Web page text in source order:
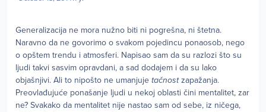
Generalizacija ne mora nužno biti ni pogrešna, ni štetna.
Naravno da ne govorimo o svakom pojedincu ponaosob, nego
o opštem trendu i atmosferi. Napisao sam da su razlozi što su
ljudi takvi sasvim opravdani, a sad dodajem i da su lako
objašnjivi. Ali to nipošto ne umanjuje tačnostzapažanja.
Preovlađujuće ponašanje ljudi u nekoj oblasti čini mentalitet, zar
ne? Svakako da mentalitet nije nastao sam od sebe, iz ničega,